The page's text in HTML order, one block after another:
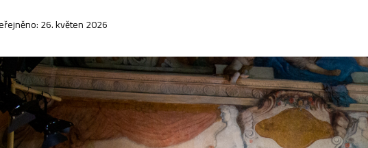
26. květen 2026